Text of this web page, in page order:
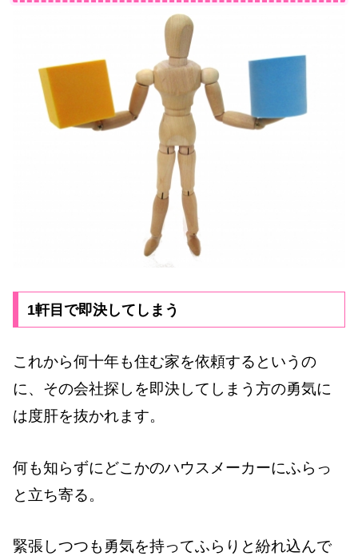
1軒目で即決してしまう
これから何十年も住む家を依頼するというの
に、その会社探しを即決してしまう方の勇気に
は度肝を抜かれます。
何も知らずにどこかのハウスメーカーにふらっ
と立ち寄る。
緊張しつつも勇気を持ってふらりと紛れ込んで